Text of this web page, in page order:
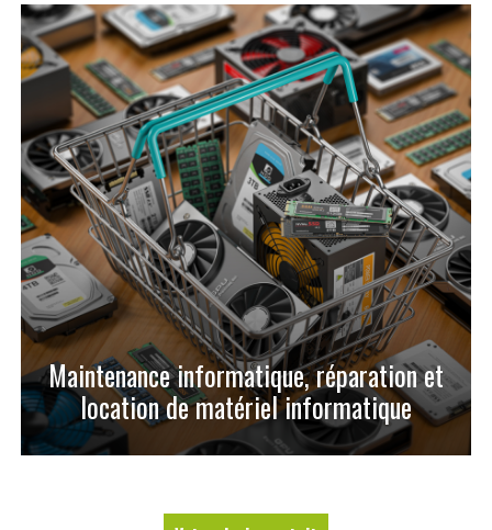
Maintenance informatique, réparation et
location de matériel informatique